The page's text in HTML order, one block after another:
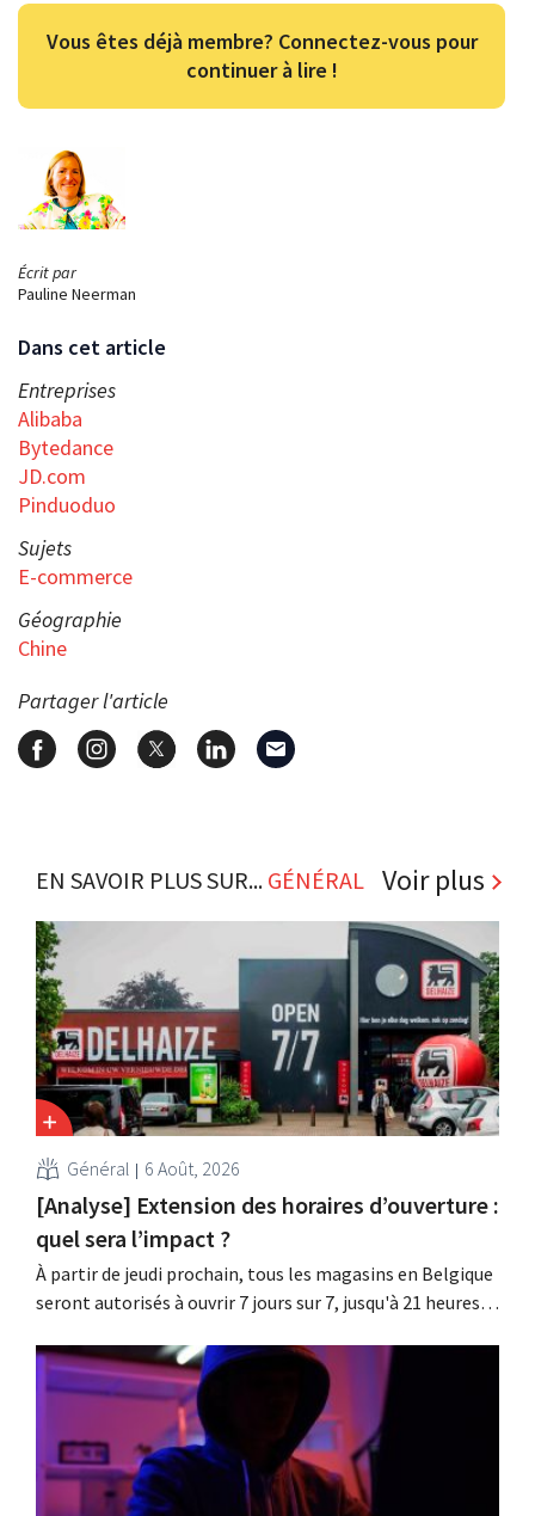
Écrit par
Pauline Neerman
Dans cet article
Entreprises
Alibaba
Bytedance
JD.com
Pinduoduo
Sujets
E-commerce
Géographie
Chine
Partager l'article
Vous êtes déjà membre? Connectez-vous pour
continuer à lire !
EN SAVOIR PLUS SUR... GÉNÉRAL Voir plus
Général 6 Août, 2026
[Analyse] Extension des horaires d’ouverture :
quel sera l’impact ?
À partir de jeudi prochain, tous les magasins en Belgique
seront autorisés à ouvrir 7 jours sur 7, jusqu'à 21 heures.
faut. De plus, la législation du travail constitue un
obstacle. Les conditions sont-elles équitables pour tous